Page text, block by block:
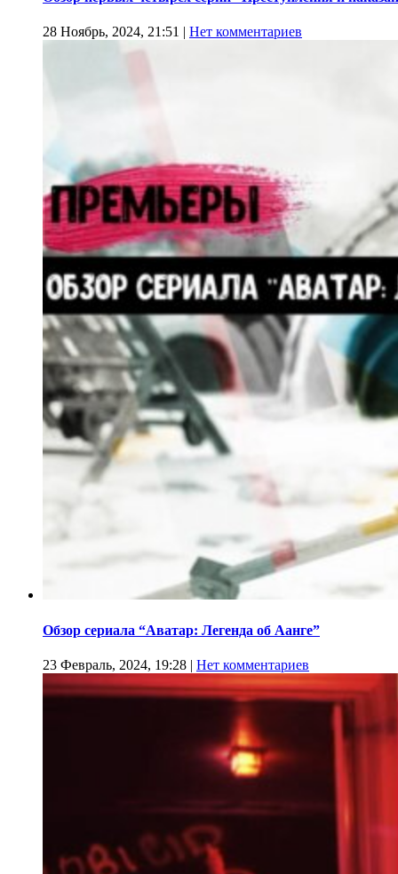
28 Ноябрь, 2024, 21:51 | Нет комментариев
Обзор сериала “Аватар: Легенда об Аанге”
23 Февраль, 2024, 19:28 | Нет комментариев